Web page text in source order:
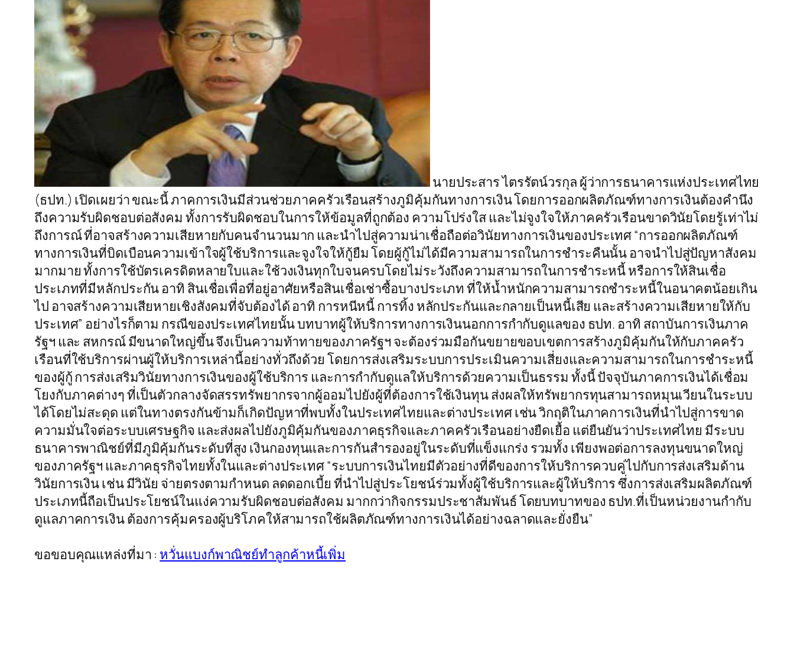
นายประสาร ไตรรัตน์วรกุล ผู้ว่าการธนาคารแห่งประเทศไทย
(ธปท.) เปิดเผยว่า ขณะนี้ ภาคการเงินมีส่วนช่วยภาคครัวเรือนสร้างภูมิคุ้มกันทางการเงิน โดยการออกผลิตภัณฑ์ทางการเงินต้องคำนึง
ถึงความรับผิดชอบต่อสังคม ทั้งการรับผิดชอบในการให้ข้อมูลที่ถูกต้อง ความโปร่งใส และไม่จูงใจให้ภาคครัวเรือนขาดวินัยโดยรู้เท่าไม่
ถึงการณ์ ที่อาจสร้างความเสียหายกับคนจำนวนมาก และนำไปสู่ความน่าเชื่อถือต่อวินัยทางการเงินของประเทศ “การออกผลิตภัณฑ์
ทางการเงินที่บิดเบือนความเข้าใจผู้ใช้บริการและจูงใจให้กู้ยืม โดยผู้กู้ไม่ได้มีความสามารถในการชำระคืนนั้น อาจนำไปสู่ปัญหาสังคม
มากมาย ทั้งการใช้บัตรเครดิตหลายใบและใช้วงเงินทุกใบจนครบโดยไม่ระวังถึงความสามารถในการชำระหนี้ หรือการให้สินเชื่อ
ประเภทที่มีหลักประกัน อาทิ สินเชื่อเพื่อที่อยู่อาศัยหรือสินเชื่อเช่าซื้อบางประเภท ที่ให้น้ำหนักความสามารถชำระหนี้ในอนาคตน้อยเกิน
ไป อาจสร้างความเสียหายเชิงสังคมที่จับต้องได้ อาทิ การหนีหนี้ การทิ้ง หลักประกันและกลายเป็นหนี้เสีย และสร้างความเสียหายให้กับ
ประเทศ” อย่างไรก็ตาม กรณีของประเทศไทยนั้น บทบาทผู้ให้บริการทางการเงินนอกการกำกับดูแลของ ธปท. อาทิ สถาบันการเงินภาค
รัฐฯ และ สหกรณ์ มีขนาดใหญ่ขึ้น จึงเป็นความท้าทายของภาครัฐฯ จะต้องร่วมมือกันขยายขอบเขตการสร้างภูมิคุ้มกันให้กับภาคครัว
เรือนที่ใช้บริการผ่านผู้ให้บริการเหล่านี้อย่างทั่วถึงด้วย โดยการส่งเสริมระบบการประเมินความเสี่ยงและความสามารถในการชำระหนี้
ของผู้กู้ การส่งเสริมวินัยทางการเงินของผู้ใช้บริการ และการกำกับดูแลให้บริการด้วยความเป็นธรรม ทั้งนี้ ปัจจุบันภาคการเงินได้เชื่อม
โยงกับภาคต่างๆ ที่เป็นตัวกลางจัดสรรทรัพยากรจากผู้ออมไปยังผู้ที่ต้องการใช้เงินทุน ส่งผลให้ทรัพยากรทุนสามารถหมุนเวียนในระบบ
ได้โดยไม่สะดุด แต่ในทางตรงกันข้ามก็เกิดปัญหาที่พบทั้งในประเทศไทยและต่างประเทศ เช่น วิกฤติในภาคการเงินที่นำไปสู่การขาด
ความมั่นใจต่อระบบเศรษฐกิจ และส่งผลไปยังภูมิคุ้มกันของภาคธุรกิจและภาคครัวเรือนอย่างยืดเยื้อ แต่ยืนยันว่าประเทศไทย มีระบบ
ธนาคารพาณิชย์ที่มีภูมิคุ้มกันระดับที่สูง เงินกองทุนและการกันสำรองอยู่ในระดับที่แข็งแกร่ง รวมทั้ง เพียงพอต่อการลงทุนขนาดใหญ่
ของภาครัฐฯ และภาคธุรกิจไทยทั้งในและต่างประเทศ “ระบบการเงินไทยมีตัวอย่างที่ดีของการให้บริการควบคู่ไปกับการส่งเสริมด้าน
วินัยการเงิน เช่น มีวินัย จ่ายตรงตามกำหนด ลดดอกเบี้ย ที่นำไปสู่ประโยชน์ร่วมทั้งผู้ใช้บริการและผู้ให้บริการ ซึ่งการส่งเสริมผลิตภัณฑ์
ประเภทนี้ถือเป็นประโยชน์ในแง่ความรับผิดชอบต่อสังคม มากกว่ากิจกรรมประชาสัมพันธ์ โดยบทบาทของ ธปท.ที่เป็นหน่วยงานกำกับ
ดูแลภาคการเงิน ต้องการคุ้มครองผู้บริโภคให้สามารถใช้ผลิตภัณฑ์ทางการเงินได้อย่างฉลาดและยั่งยืน”
ขอขอบคุณแหล่งที่มา : หวั่นแบงก์พาณิชย์ทำลูกค้าหนี้เพิ่ม